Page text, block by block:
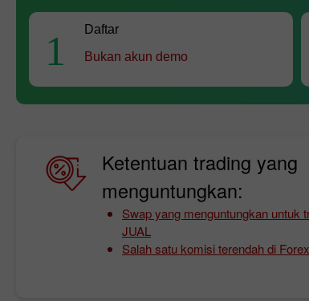
1
Daftar
Bukan akun demo
Ketentuan trading yang
menguntungkan:
Swap yang menguntungkan untuk
JUAL
Salah satu komisi terendah di Forex